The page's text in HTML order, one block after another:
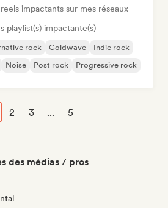
impactants sur mes réseaux
playlist(s) impactante(s)
rock Coldwave
Indie rock
Noise Post rock Progressive rock
2 3 ... 5
des médias / pros